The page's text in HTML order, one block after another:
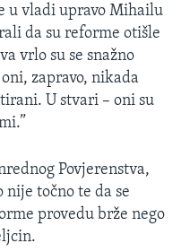
u vladi upravo Mihailu
da su reforme otišle
vrlo su se snažno
zapravo, nikada
U stvari – oni su
Povjerenstva,
nije točno te da se
provedu brže nego